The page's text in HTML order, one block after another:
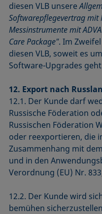
diesen VLB unsere
Softwarepflegevertrag mit
Messinstrumente mit
Care Package". Im
diesen VLB, soweit es
Software-Upgrades
12. Export nach
12.1. Der Kunde darf
Russische Föderation
Russischen Föderation
oder reexportieren, die
Zusammenhang mit
und in den
Verordnung (EU) Nr.
12.2. Der Kunde wird
bemühen